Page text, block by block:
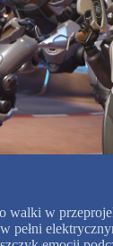
walki w
pełni